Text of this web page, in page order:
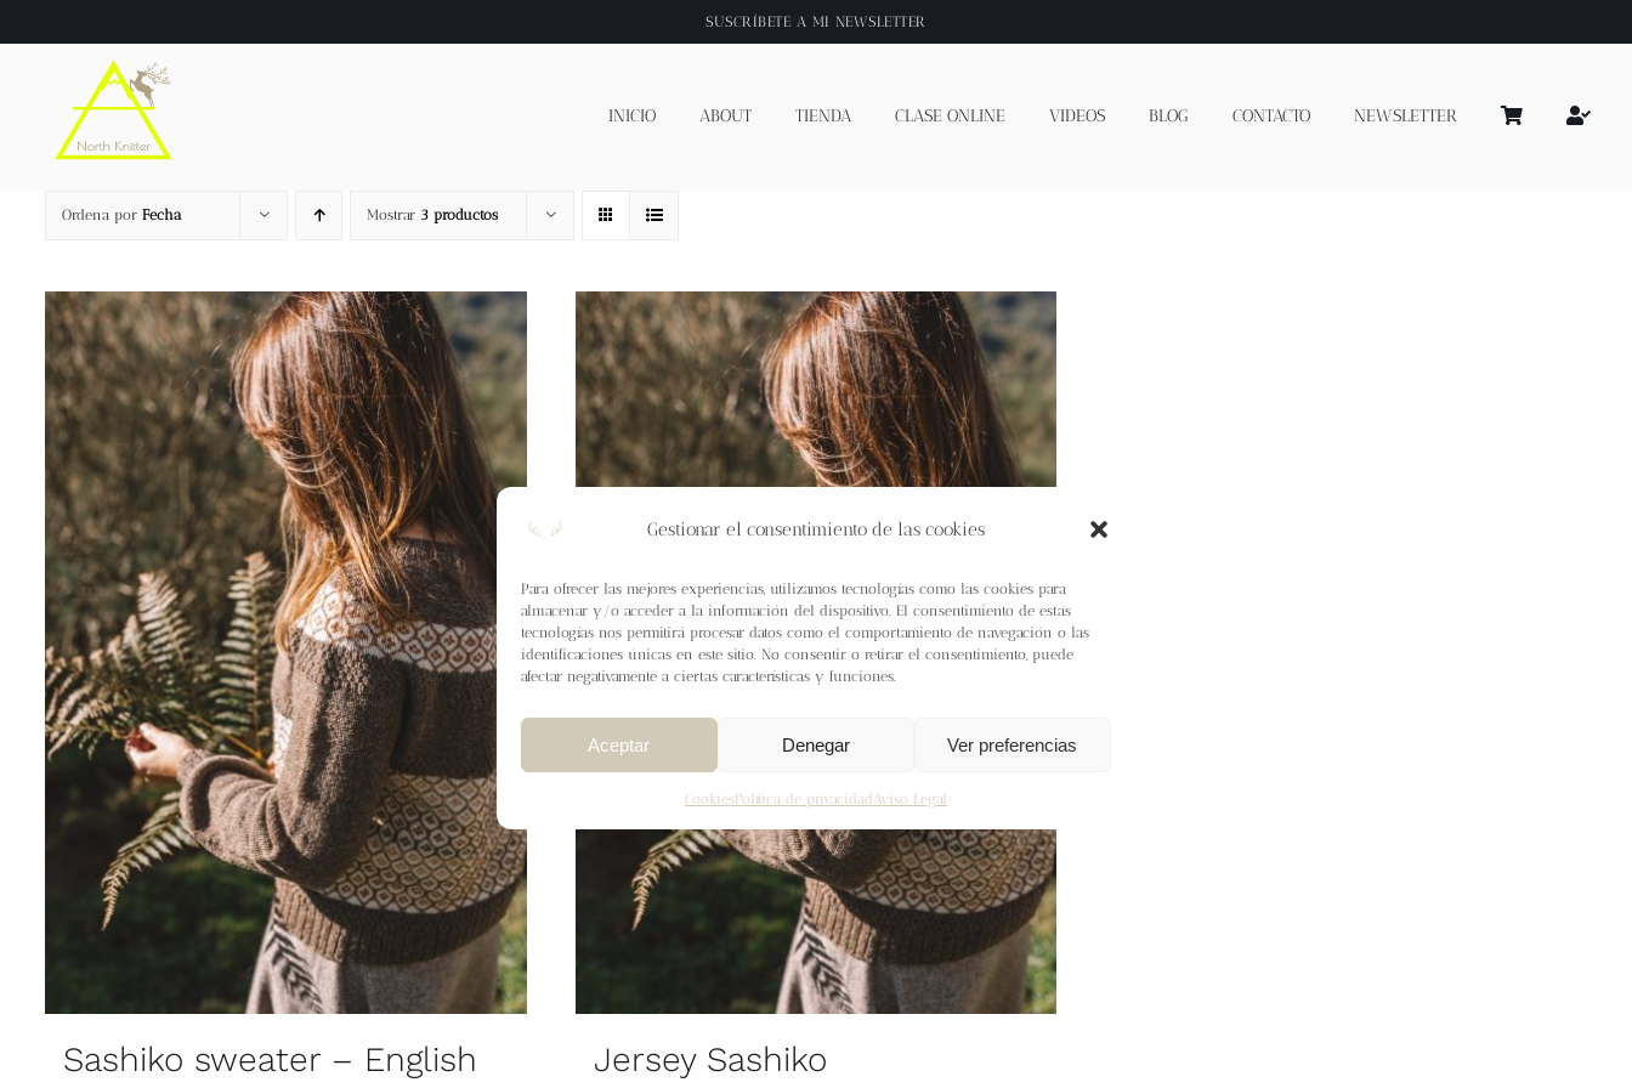
Gestionar el consentimiento de las cookies
Para ofrecer las mejores experiencias, utilizamos tecnologías como las cookies para
almacenar y/o acceder a la información del dispositivo. El consentimiento de estas
tecnologías nos permitirá procesar datos como el comportamiento de navegación o las
identificaciones únicas en este sitio. No consentir o retirar el consentimiento, puede
afectar negativamente a ciertas características y funciones.
Aceptar Denegar Ver preferencias
CookiesPolítica de privacidad Aviso Legal
al
SUSCRÍBETE A MI NEWSLETTER
INICIO ABOUT TIENDA CLASE ONLINE VIDEOS BLOG CONTACTO NEWSLETTER
Ordena por Fecha Mostrar 3 productos
Sashiko sweater – English
Jersey Sashiko